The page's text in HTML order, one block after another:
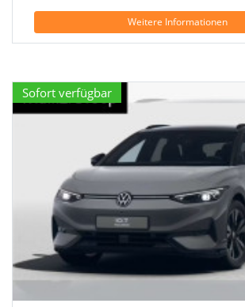
Weitere Informationen
Sofort verfügbar